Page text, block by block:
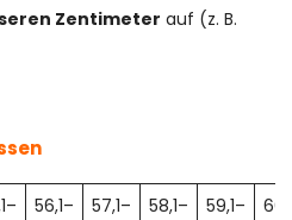
Zentimeter auf (z. B.
56,1–
57,1–
58,1–
59,1–